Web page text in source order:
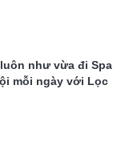
như vừa đi Spa
mỗi ngày với Lọc